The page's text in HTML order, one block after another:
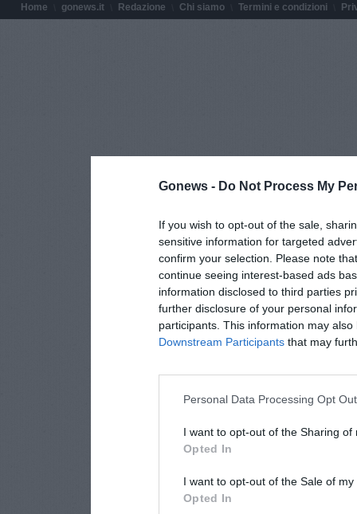
Gonews - Do Not Process My
If you wish to opt-out of the sale,
sensitive information for targeted
confirm your selection. Please note
continue seeing interest-based ads
information disclosed to third parties
further disclosure of your personal
participants. This information may
Downstream Participants that may
Personal Data Processing Opt
I want to opt-out of the Sharing of
Opted In
I want to opt-out of the Sale of
Opted In
Home gonews.it Redazione Chi siamo Termini e condizioni